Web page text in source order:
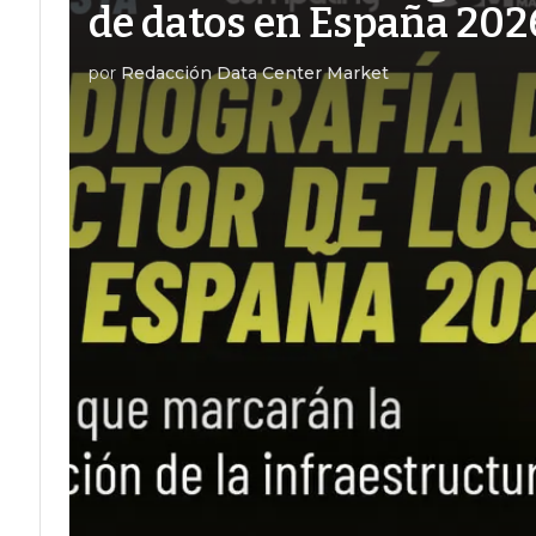
de datos en España
por Redacción Data Center Market